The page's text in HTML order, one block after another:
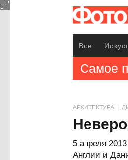
Все
Самое
АРХИТЕКТУРА
5 апреля
Англии и